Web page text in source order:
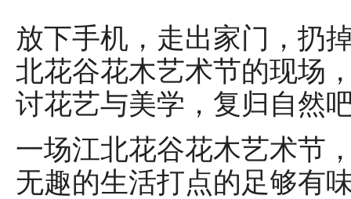
放下手机，走出家门，扔
北花谷花木艺术节的现场
讨花艺与美学，复归自然
一场江北花谷花木艺术节
无趣的生活打点的足够有